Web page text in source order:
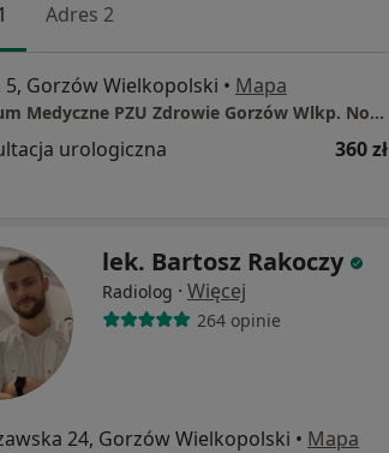
Adres 2
5, Gorzów Wielkopolski • Mapa
Centrum Medyczne PZU Zdrowie Gorzów Wlkp. Nowa 5
urologiczna 360 zł
lek. Bartosz Rakoczy
Radiolog · Więcej
264 opinie
24, Gorzów Wielkopolski • Mapa